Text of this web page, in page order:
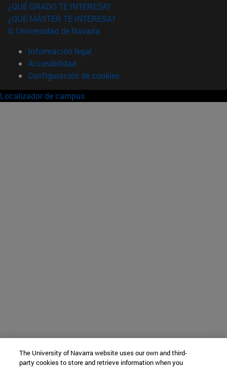
¿QUÉ GRADO TE INTERESA?
¿QUÉ MÁSTER TE INTERESA?
© Universidad de Navarra
Información legal
Accesibilidad
Configuración de cookies
Localizador de campus
The University of Navarra website uses our own and third-
party cookies to store and retrieve information when you